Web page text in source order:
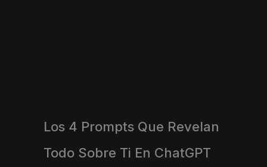
Los 4 Prompts Que Revelan
Todo Sobre Ti En ChatGPT